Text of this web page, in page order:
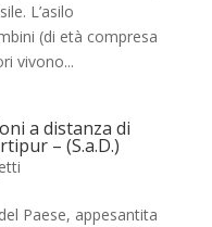
L’asilo
(di età compresa
vivono...
a distanza di
– (S.a.D.)
Paese, appesantita